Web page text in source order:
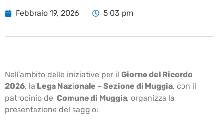
Febbraio 19, 2026 5:03 pm
Nell’ambito delle iniziative per il Giorno del Ricordo
2026, la Lega Nazionale – Sezione di Muggia, con il
patrocinio del Comune di Muggia, organizza la
presentazione del saggio: